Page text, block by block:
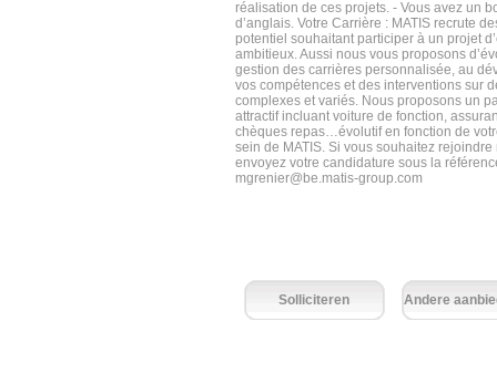
réalisation de ces projets. - Vous avez un
d’anglais. Votre Carrière : MATIS recrute
potentiel souhaitant participer à un projet
ambitieux. Aussi nous vous proposons
gestion des carrières personnalisée, au
vos compétences et des interventions sur
complexes et variés. Nous proposons un
attractif incluant voiture de fonction,
chèques repas…évolutif en fonction de
sein de MATIS. Si vous souhaitez rejoindre
envoyez votre candidature sous la
mgrenier@be.matis-group.com
Solliciteren Andere